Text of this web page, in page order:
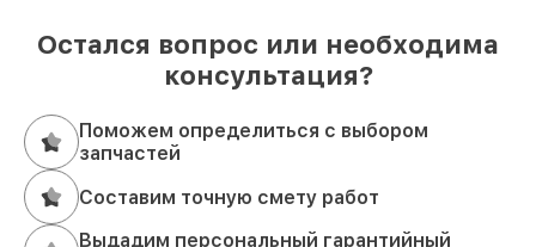
Остался вопрос или необходима
консультация?
Поможем определиться с выбором
запчастей
Составим точную смету работ
Выдадим персональный гарантийный